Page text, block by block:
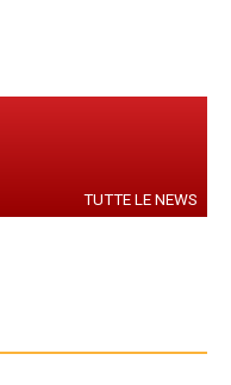
TUTTE LE NEWS